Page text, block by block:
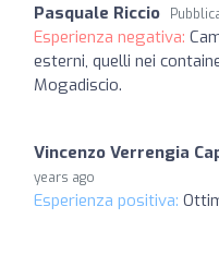
Pasquale Riccio
Esperienza negativa:
esterni, quelli nei
Mogadiscio.
Vincenzo Verrengia
years ago
Esperienza positiva: